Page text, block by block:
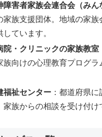
障害者家族会連合会（みん
家族支援団体。地域の家族
しています。
院・クリニックの家族教室
族向けの心理教育プログラ
福祉センター ：都道府県
家族からの相談を受け付け